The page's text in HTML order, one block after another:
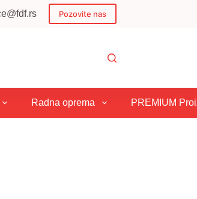
Pozovite nas
Radna oprema PREMIUM